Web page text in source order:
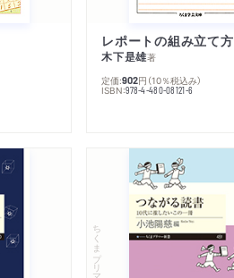
レポートの組み立て方
木下是雄著
定価:902円 （10％税込み）
ISBN:978-4-480-08121-6
ちくまプリマー新書